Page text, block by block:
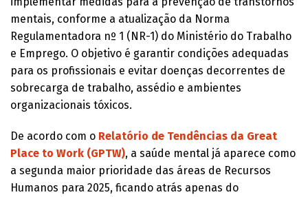
mentais, conforme a atualização da Norma
Regulamentadora nº 1 (NR-1) do Ministério do Trabalho
e Emprego. O objetivo é garantir condições adequadas
para os profissionais e evitar doenças decorrentes de
sobrecarga de trabalho, assédio e ambientes
organizacionais tóxicos.
De acordo com o Relatório de Tendências da Great
Place to Work (GPTW), a saúde mental já aparece como
a segunda maior prioridade das áreas de Recursos
Humanos para 2025, ficando atrás apenas do